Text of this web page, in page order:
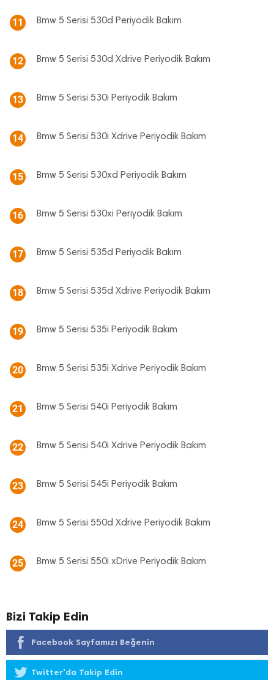
11 Bmw 5 Serisi 530d Periyodik Bakım
12 Bmw 5 Serisi 530d Xdrive Periyodik Bakım
13 Bmw 5 Serisi 530i Periyodik Bakım
14 Bmw 5 Serisi 530i Xdrive Periyodik Bakım
15 Bmw 5 Serisi 530xd Periyodik Bakım
16 Bmw 5 Serisi 530xi Periyodik Bakım
17 Bmw 5 Serisi 535d Periyodik Bakım
18 Bmw 5 Serisi 535d Xdrive Periyodik Bakım
19 Bmw 5 Serisi 535i Periyodik Bakım
20 Bmw 5 Serisi 535i Xdrive Periyodik Bakım
21 Bmw 5 Serisi 540i Periyodik Bakım
22 Bmw 5 Serisi 540i Xdrive Periyodik Bakım
23 Bmw 5 Serisi 545i Periyodik Bakım
24 Bmw 5 Serisi 550d Xdrive Periyodik Bakım
25 Bmw 5 Serisi 550i xDrive Periyodik Bakım
Bizi Takip Edin
Facebook Sayfamızı Beğenin
Twitter'da Takip Edin